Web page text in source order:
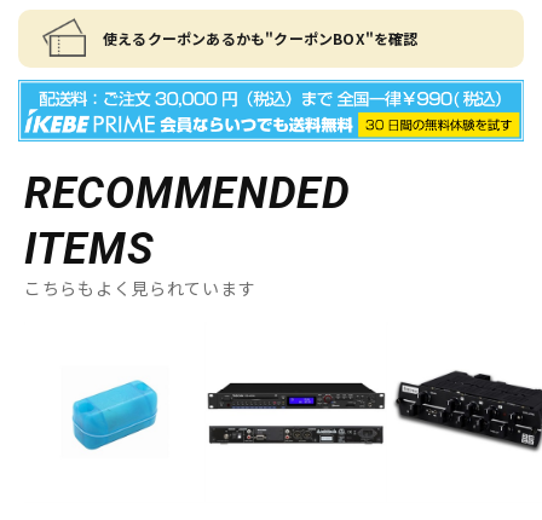
使えるクーポンあるかも"クーポンBOX"を確認
RECOMMENDED
ITEMS
こちらもよく見られています